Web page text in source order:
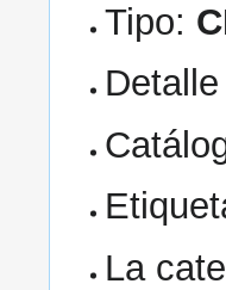
Tipo:
La